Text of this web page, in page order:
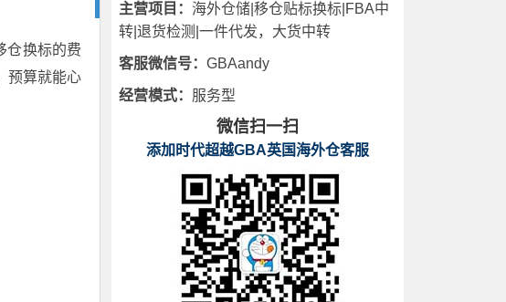
仓换标的费
预算就能心
主营项目： 海外仓储|移仓贴标换标|FBA中
转|退货检测|一件代发，大货中转
客服微信号： GBAandy
经营模式： 服务型
微信扫一扫
添加时代超越GBA英国海外仓客服